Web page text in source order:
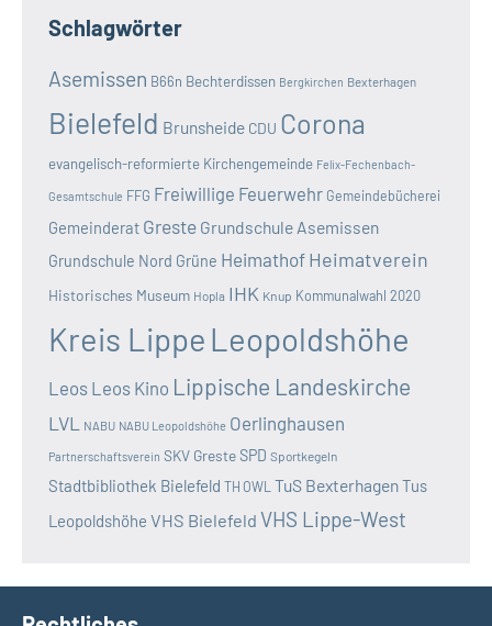
Schlagwörter
Asemissen B66n Bechterdissen Bergkirchen Bexterhagen
Bielefeld Brunsheide CDU Corona
evangelisch-reformierte Kirchengemeinde Felix-Fechenbach-
Gesamtschule FFG Freiwillige Feuerwehr Gemeindebücherei
Gemeinderat Greste Grundschule Asemissen
Grundschule Nord Grüne Heimathof Heimatverein
Historisches Museum Hopla IHK Knup Kommunalwahl 2020
Kreis Lippe Leopoldshöhe
Leos Leos Kino Lippische Landeskirche
LVL NABU NABU Leopoldshöhe Oerlinghausen
Partnerschaftsverein SKV GresteSPD Sportkegeln
Stadtbibliothek Bielefeld TH OWL TuS BexterhagenTus
Leopoldshöhe VHS Bielefeld VHS Lippe-West